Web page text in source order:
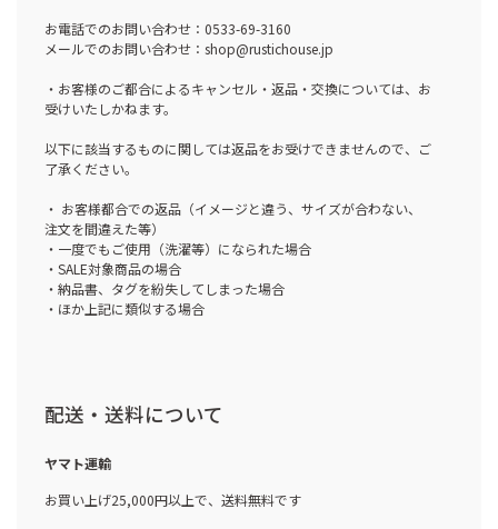
お電話でのお問い合わせ：0533-69-3160
メールでのお問い合わせ：shop@rustichouse.jp
・お客様のご都合によるキャンセル・返品・交換については、お
受けいたしかねます。
以下に該当するものに関しては返品をお受けできませんので、ご
了承ください。
・ お客様都合での返品（イメージと違う、サイズが合わない、
注文を間違えた等）
・一度でもご使用（洗濯等）になられた場合
・SALE対象商品の場合
・納品書、タグを紛失してしまった場合
・ほか上記に類似する場合
配送・送料について
ヤマト運輸
お買い上げ25,000円以上で、送料無料です